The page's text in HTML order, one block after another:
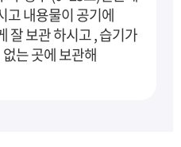
고 내용물이 공기에
잘 보관하시고 , 습기가
는 곳에 보관해